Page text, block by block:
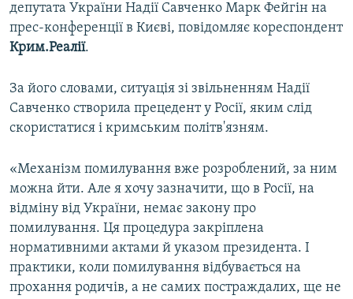
депутата України Надії Савченко Марк Фейгін на
прес-конференції в Києві, повідомляє кореспондент
Крим.Реалії.
За його словами, ситуація зі звільненням Надії
Савченко створила прецедент у Росії, яким слід
скористатися і кримським політв'язням.
«Механізм помилування вже розроблений, за ним
можна йти. Але я хочу зазначити, що в Росії, на
відміну від України, немає закону про
помилування. Ця процедура закріплена
нормативними актами й указом президента. І
практики, коли помилування відбувається на
прохання родичів, а не самих постраждалих, ще не